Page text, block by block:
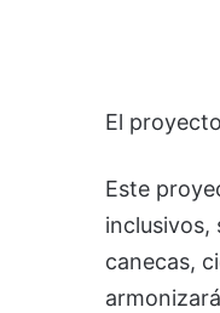
El
Este
inclusivos,
canecas,